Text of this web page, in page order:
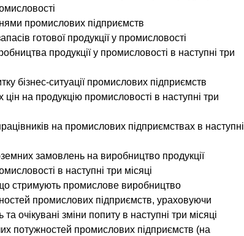
промислових підприємств
готової продукції у промисловості
продукції у промисловості в наступні три
бізнес-ситуації промислових підприємств
цін на продукцію промисловості в наступні три
на промислових підприємствах в наступні
замовлень на виробництво продукції
в наступні три місяці
стримують промислове виробництво
промислових підприємств, ураховуючи
очікувані зміни попиту в наступні три місяці
потужностей промислових підприємств (на